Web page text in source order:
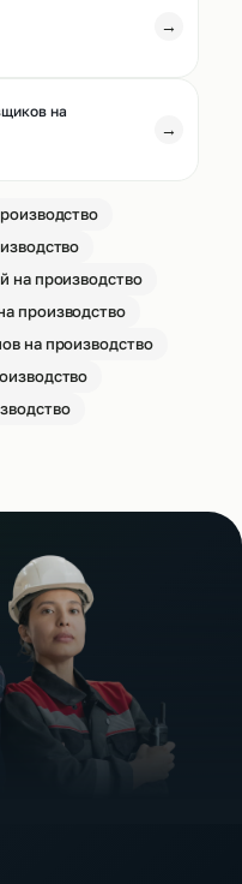
→
на
→
на производство
производство
на производство